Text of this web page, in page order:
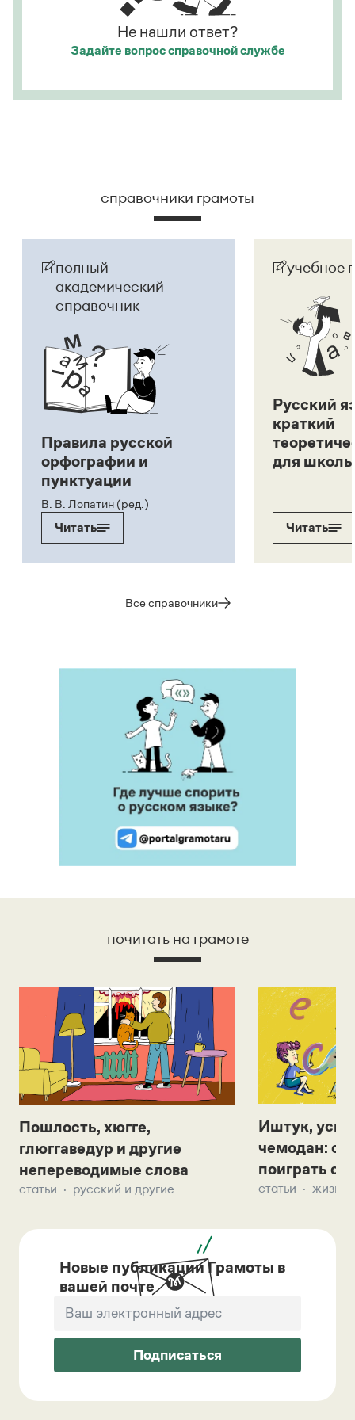
Не нашли ответ?
Задайте вопроссправочной службе
справочники грамоты
полный
академический
справочник
Правила русской
орфографии и
пунктуации
В. В. Лопатин (ред.)
Читать
учебное
Русский
краткий
для
Читать
Все справочники
почитать на грамоте
Пошлость, хюгге,
глюггаведур и другие
непереводимые слова
статьи русский и другие
Иштук,
чемодан:
поиграть с
статьи жизнь
Новые публикации Грамоты в
вашей почте
Подписаться